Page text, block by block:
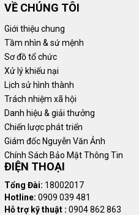
VỀ CHÚNG TÔI
Giới thiệu chung
Tầm nhìn & sứ mệnh
Sơ đồ tổ chức
Xử lý khiếu nại
Lịch sử hình thành
Trách nhiệm xã hội
Danh hiệu & giải thưởng
Chiến lược phát triển
Giám đốc Nguyễn Văn Ảnh
Chính Sách Bảo Mật Thông Tin
ĐIỆN THOẠI
Tổng Đài: 18002017
Hotline: 0909 039 481
Hỗ trợ kỹ thuật : 0904 862 863